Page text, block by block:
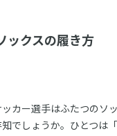
ックスの履き方
カー選手はふたつのソ
でしょうか。ひとつは